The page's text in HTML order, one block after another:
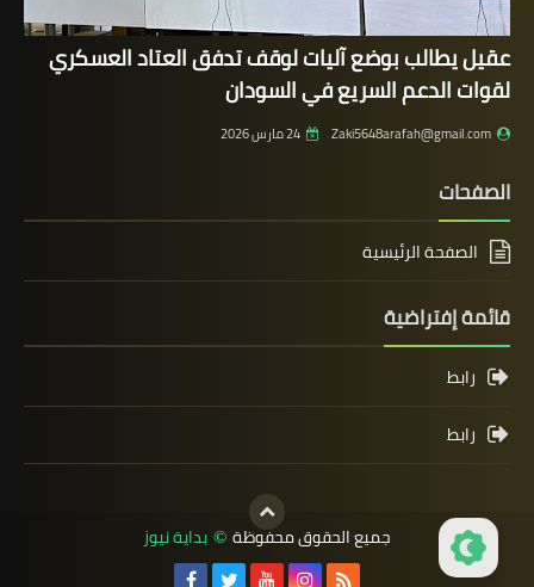
عقيل يطالب بوضع آليات لوقف تدفق العتاد العسكري
لقوات الدعم السريع في السودان
Zaki5648arafah@gmail.com 24 مارس 2026
الصفحات
الصفحة الرئيسية
قائمة إفتراضية
رابط
رابط
جميع الحقوق محفوظة © بداية نيوز